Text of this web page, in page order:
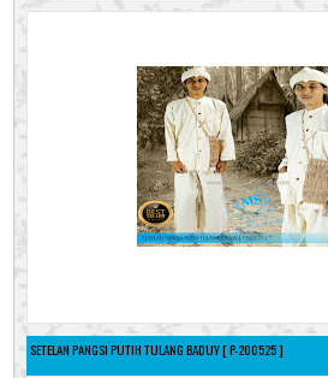
SETELAN PANGSI PUTIH TULANG BADUY [ P-200525 ]